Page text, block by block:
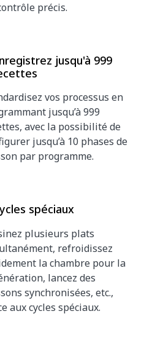
précis.
jusqu'à 999
vos processus en
jusqu’à 999
avec la possibilité de
jusqu’à 10 phases de
par programme.
spéciaux
plusieurs plats
refroidissez
la chambre pour la
lancez des
synchronisées, etc.,
aux cycles spéciaux.